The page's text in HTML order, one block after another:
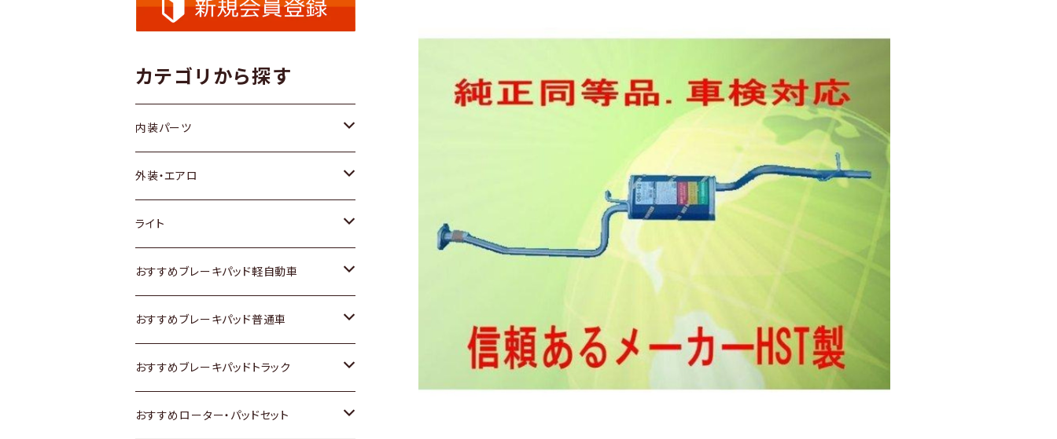
カテゴリから探す
内装パーツ
トヨタ
ホンダ
スズキ
日産
いすゞ
ダイハツ
外装・エアロ
トヨタ
ホンダ
スズキ
日産
いすゞ
ライト
トヨタ
スズキ
日産
いすゞ
おすすめブレーキパッド軽自動車
トヨタ
ホンダ
スズキ
おすすめブレーキパッド普通車
トヨタ
ホンダ
おすすめブレーキパッドトラック
トヨタ
おすすめローター・パッドセット